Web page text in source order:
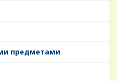
предметами